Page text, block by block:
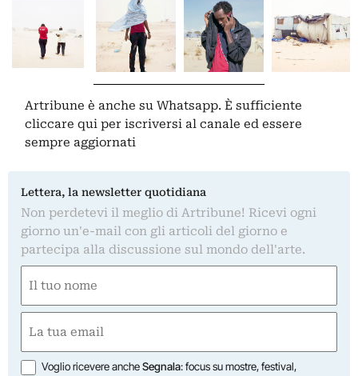
Artribune è anche su Whatsapp. È sufficiente
cliccare qui per iscriversi al canale ed essere
sempre aggiornati
Lettera, la newsletter quotidiana
Non perdetevi il meglio di Artribune! Ricevi ogni
giorno un'e-mail con gli articoli del giorno e
partecipa alla discussione sul mondo dell'arte.
(Obbligatorio)
Nome
(Obbligatorio)
Opzioni
Voglio ricevere ancheSegnala: focus su mostre, festival,